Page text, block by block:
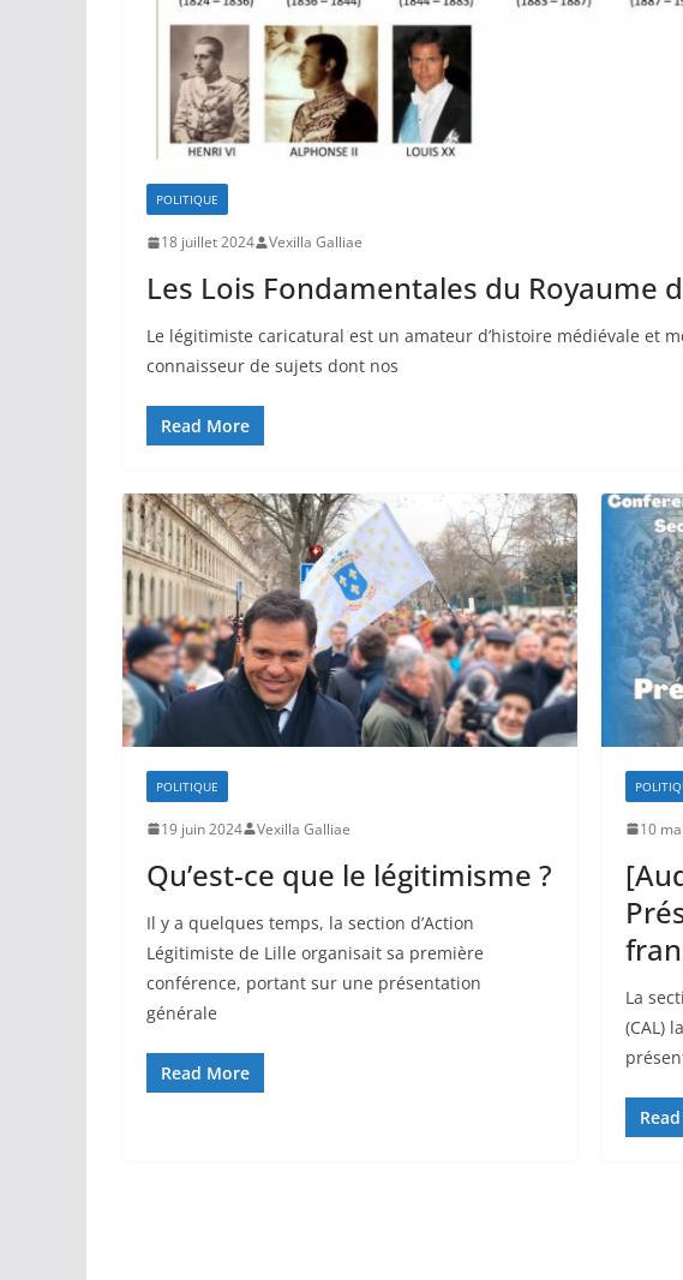
POLITIQUE
18 juillet 2024 Vexilla Galliae
Les Lois Fondamentales du Royaume
Le légitimiste caricatural est un amateur d’histoire médiévale et
connaisseur de sujets dont nos
Read More
POLITIQUE
19 juin 2024 Vexilla Galliae
Qu’est-ce que le légitimisme ?
Il y a quelques temps, la section d’Action
Légitimiste de Lille organisait sa première
conférence, portant sur une présentation
générale
Read More
10
La
(CAL)